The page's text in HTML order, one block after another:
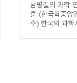
남병길의 과학
훈 (한국학중앙
수) 한국의 과학